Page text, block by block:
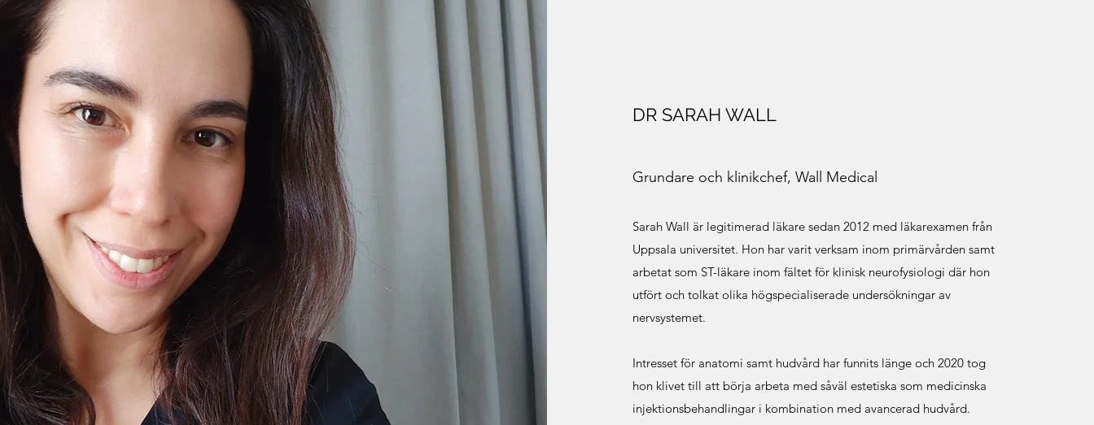
Uppsala universitet. Hon har varit verksam inom primärvården
samt arbetat som ST-läkare inom fältet för klinisk neurofysiologi där
hon utfört och tolkat olika högspecialiserade undersökningar av
nervsystemet.
hon klivet till att börja arbeta med såväl estetiska som medicinska
injektionsbehandlingar i kombination med avancerad hudvård.
DR SARAH WALL
Grundare och klinikchef, Wall Medical
Sarah Wall är legitimerad läkare sedan 2012 med läkarexamen från
Uppsala universitet. Hon har varit verksam inom primärvården samt
arbetat som ST-läkare inom fältet för klinisk neurofysiologi där hon
utfört och tolkat olika högspecialiserade undersökningar av
nervsystemet.
Intresset för anatomi samt hudvård har funnits länge och 2020 tog
hon klivet till att börja arbeta med såväl estetiska som medicinska
injektionsbehandlingar i kombination med avancerad hudvård.